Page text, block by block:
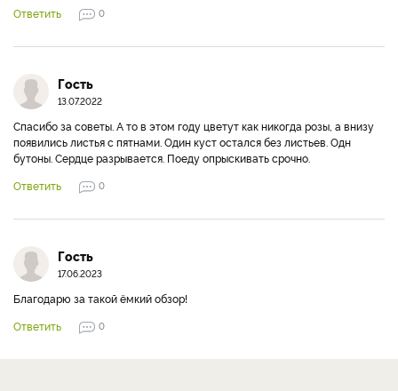
Ответить
0
Гость
13.07.2022
Спасибо за советы. А то в этом году цветут как никогда розы, а внизу
появились листья с пятнами. Один куст остался без листьев. Одн
бутоны. Сердце разрывается. Поеду опрыскивать срочно.
Ответить
0
Гость
17.06.2023
Благодарю за такой ёмкий обзор!
Ответить
0